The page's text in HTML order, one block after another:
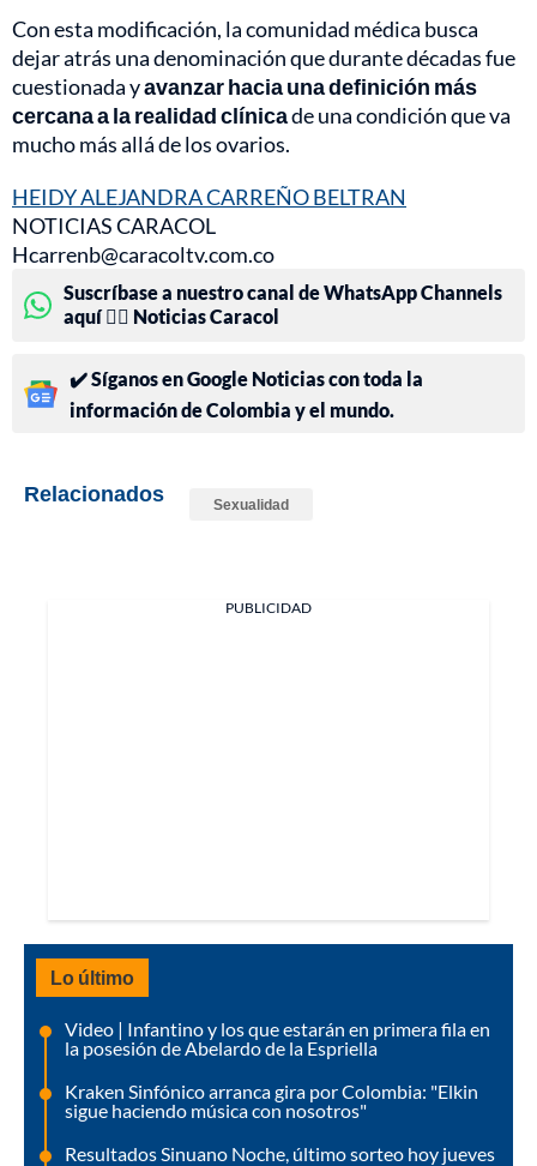
Con esta modificación, la comunidad médica busca
dejar atrás una denominación que durante décadas fue
cuestionada yavanzar hacia una definición más
cercana a la realidad clínicade una condición que va
mucho más allá de los ovarios.
HEIDY ALEJANDRA CARREÑO BELTRAN
NOTICIAS CARACOL
Hcarrenb@caracoltv.com.co
Suscríbase a nuestro canal de WhatsApp Channels
aquí 👉🏻 Noticias Caracol
✔️ Síganos en Google Noticias con toda la
información de Colombia y el mundo.
Relacionados Sexualidad
PUBLICIDAD
Lo último
Video | Infantino y los que estarán en primera fila en
la posesión de Abelardo de la Espriella
Kraken Sinfónico arranca gira por Colombia: "Elkin
sigue haciendo música con nosotros"
Resultados Sinuano Noche, último sorteo hoy jueves